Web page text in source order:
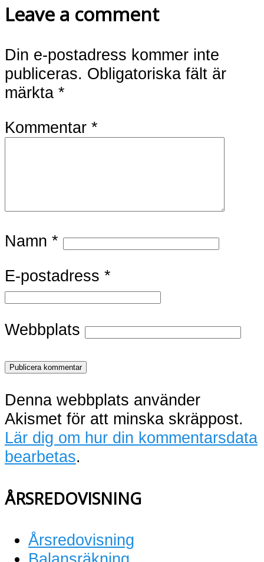
Leave a comment
Din e-postadress kommer inte
publiceras. Obligatoriska fält är
märkta *
Kommentar *
Namn *
E-postadress *
Webbplats
Denna webbplats använder
Akismet för att minska skräppost.
Lär dig om hur din kommentarsdata
bearbetas.
ÅRSREDOVISNING
Årsredovisning